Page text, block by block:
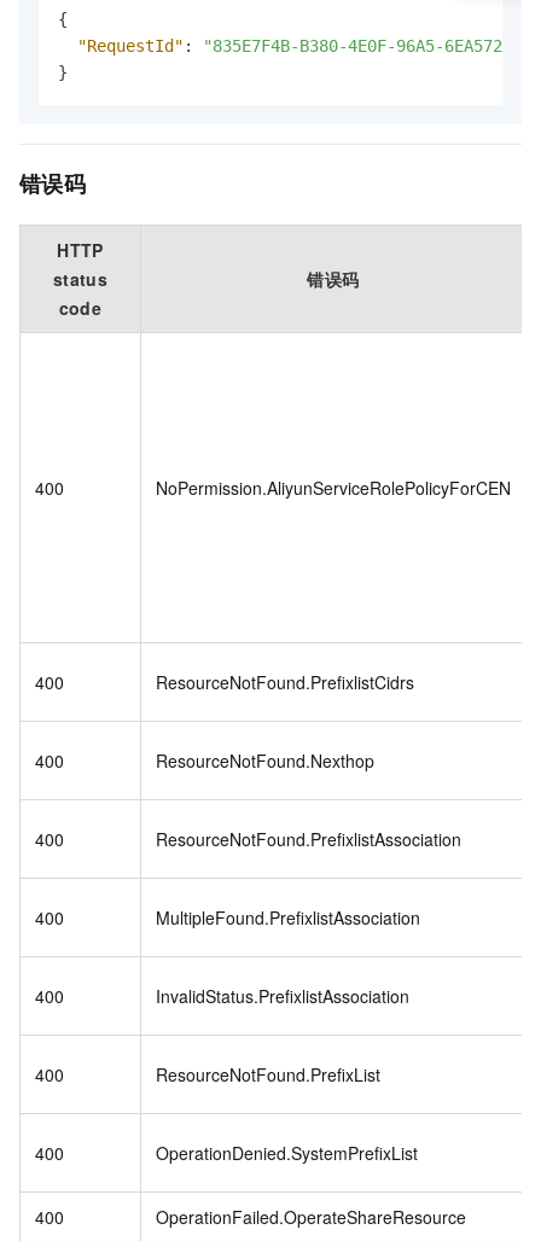
{
"RequestId" :
"835E7F4B-B380-4E0F-96A5-
}
错误码
HTTP
status
code
错误码
400 NoPermission.AliyunServiceRolePolicyForCEN
400 ResourceNotFound.PrefixlistCidrs
400 ResourceNotFound.Nexthop
400 ResourceNotFound.PrefixlistAssociation
400 MultipleFound.PrefixlistAssociation
400 InvalidStatus.PrefixlistAssociation
400 ResourceNotFound.PrefixList
400 OperationDenied.SystemPrefixList
400 OperationFailed.OperateShareResource